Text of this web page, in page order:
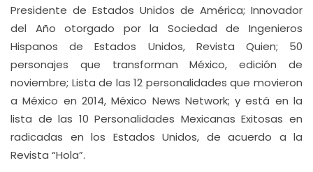
Presidente de Estados Unidos de América; Innovador
del Año otorgado por la Sociedad de Ingenieros
Hispanos de Estados Unidos, Revista Quien; 50
personajes que transforman México, edición de
noviembre; Lista de las 12 personalidades que movieron
a México en 2014, México News Network; y está en la
lista de las 10 Personalidades Mexicanas Exitosas en
radicadas en los Estados Unidos, de acuerdo a la
Revista “Hola”.